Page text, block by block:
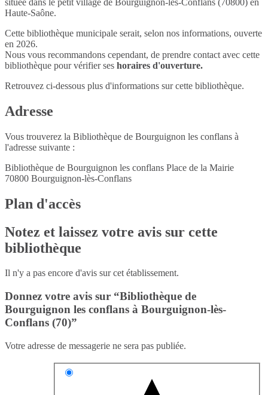
Haute-Saône.
Cette bibliothèque municipale serait, selon nos informations, ouverte
en 2026.
Nous vous recommandons cependant, de prendre contact avec cette
bibliothèque pour vérifier ses horaires d'ouverture.
Retrouvez ci-dessous plus d'informations sur cette bibliothèque.
Adresse
Vous trouverez la Bibliothèque de Bourguignon les conflans à
l'adresse suivante :
Bibliothèque de Bourguignon les conflans Place de la Mairie
70800 Bourguignon-lès-Conflans
Plan d'accès
Notez et laissez votre avis sur cette
bibliothèque
Il n'y a pas encore d'avis sur cet établissement.
Donnez votre avis sur “Bibliothèque de
Bourguignon les conflans à Bourguignon-lès-
Conflans (70)”
Votre adresse de messagerie ne sera pas publiée.